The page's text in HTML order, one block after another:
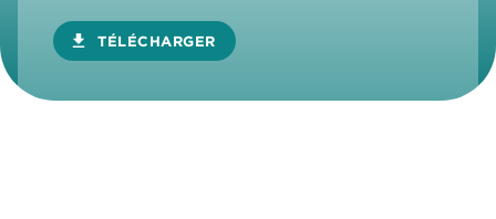
download TÉLÉCHARGER